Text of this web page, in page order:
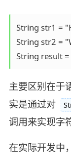
String str1 =
String str2 =
String result
主要区别在于
实是通过对
调用来实现字
在实际开发中，